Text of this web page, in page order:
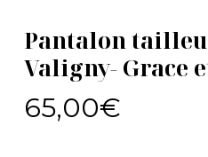
Pantalon
Valigny- Grace
65,00€